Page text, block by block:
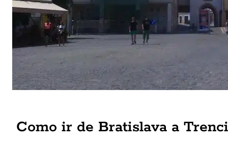
Como ir de Bratislava a